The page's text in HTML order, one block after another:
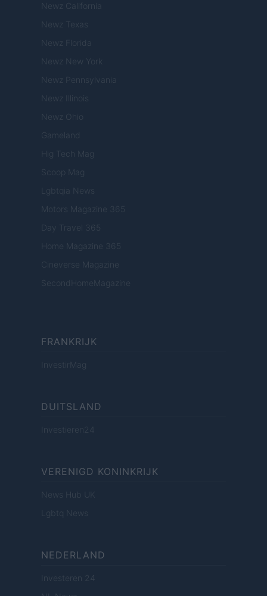
Newz California
Newz Texas
Newz Florida
Newz New York
Newz Pennsylvania
Newz Illinois
Newz Ohio
Gameland
Hig Tech Mag
Scoop Mag
Lgbtqia News
Motors Magazine 365
Day Travel 365
Home Magazine 365
Cineverse Magazine
SecondHomeMagazine
FRANKRIJK
InvestirMag
DUITSLAND
Investieren24
VERENIGD KONINKRIJK
News Hub UK
Lgbtq News
NEDERLAND
Investeren 24